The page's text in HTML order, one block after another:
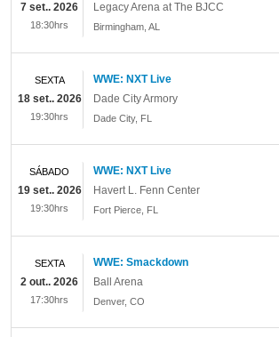
Legacy Arena at The BJCC
Birmingham AL
7 set.. 2026
18:30hrs
WWE: NXT Live
Dade City Armory
Dade City, FL
SEXTA
18 set.. 2026
19:30hrs
WWE: NXT Live
Havert L. Fenn Center
Fort Pierce FL
SÁBADO
19 set.. 2026
19:30hrs
WWE: Smackdown
Ball Arena
Denver, CO
SEXTA
2 out.. 2026
17:30hrs